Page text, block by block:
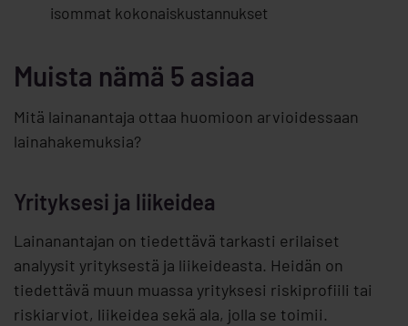
isommat kokonaiskustannukset
Muista nämä 5 asiaa
Mitä lainanantaja ottaa huomioon arvioidessaan
lainahakemuksia?
Yrityksesi ja liikeidea
Lainanantajan on tiedettävä tarkasti erilaiset
analyysit yrityksestä ja liikeideasta. Heidän on
tiedettävä muun muassa yrityksesi riskiprofiili tai
riskiarviot, liikeidea sekä ala, jolla se toimii.